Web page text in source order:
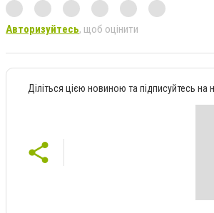
Авторизуйтесь, щоб оцінити
Діліться цією новиною та підписуйтесь на